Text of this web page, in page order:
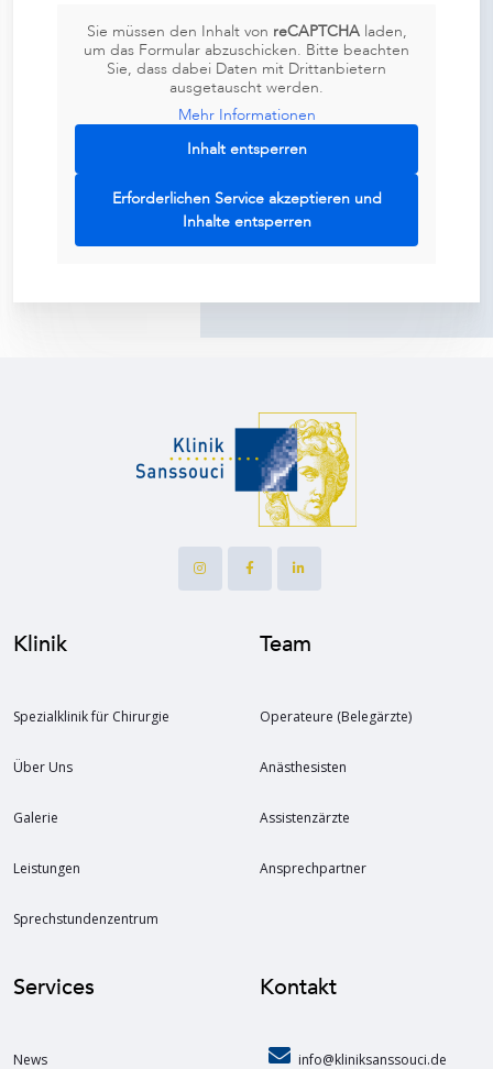
Sie müssen den Inhalt von reCAPTCHAladen,
um das Formular abzuschicken. Bitte beachten
Sie, dass dabei Daten mit Drittanbietern
ausgetauscht werden.
Mehr Informationen
Inhalt entsperren
Erforderlichen Service akzeptieren und
Inhalte entsperren
Klinik
Spezialklinik für Chirurgie
Über Uns
Galerie
Leistungen
Sprechstundenzentrum
Team
Operateure (Belegärzte)
Anästhesisten
Assistenzärzte
Ansprechpartner
Services
News
Kontakt
info@kliniksanssouci.de